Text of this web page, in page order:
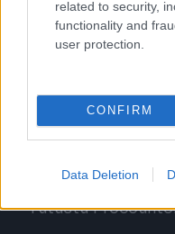
related to security,
functionality and
user protection.
CONFIRM
Data Deletion
Procountor
Procountor
Tutustu
Tutustu
Tutustu